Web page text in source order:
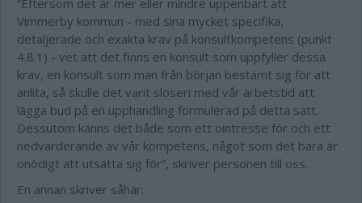
”Eftersom det är mer eller mindre uppenbart att
Vimmerby kommun - med sina mycket specifika,
detaljerade och exakta krav på konsultkompetens (punkt
4.8.1) - vet att det finns en konsult som uppfyller dessa
krav, en konsult som man från början bestämt sig för att
anlita, så skulle det varit slöseri med vår arbetstid att
lägga bud på en upphandling formulerad på detta sätt.
Dessutom känns det både som ett ointresse för och ett
nedvärderande av vår kompetens, något som det bara är
onödigt att utsätta sig för”, skriver personen till oss.
En annan skriver såhär: